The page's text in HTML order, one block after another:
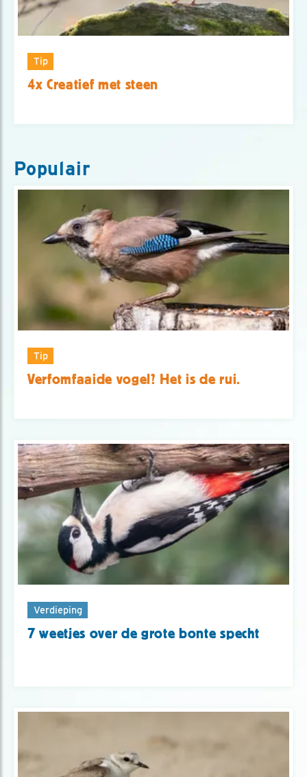
Tip
4x Creatief met steen
Populair
Tip
Verfomfaaide vogel? Het is de rui.
Verdieping
7 weetjes over de grote bonte specht